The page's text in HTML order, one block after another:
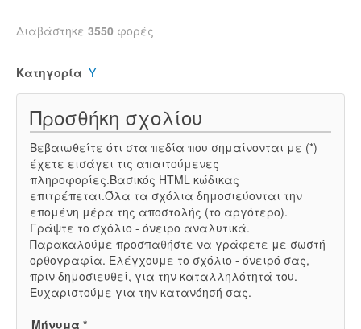
Διαβάστηκε 3550 φορές
Κατηγορία Υ
Προσθήκη σχολίου
Βεβαιωθείτε ότι στα πεδία που σημαίνονται με (*)
έχετε εισάγει τις απαιτούμενες
πληροφορίες.Βασικός HTML κώδικας
επιτρέπεται.Όλα τα σχόλια δημοσιεύονται την
επομένη μέρα της αποστολής (το αργότερο).
Γράψτε το σχόλιο - όνειρο αναλυτικά.
Παρακαλούμε προσπαθήστε να γράφετε με σωστή
ορθογραφία. Ελέγχουμε το σχόλιο - όνειρό σας,
πριν δημοσιευθεί, για την καταλληλότητά του.
Ευχαριστούμε για την κατανόησή σας.
Μήνυμα *